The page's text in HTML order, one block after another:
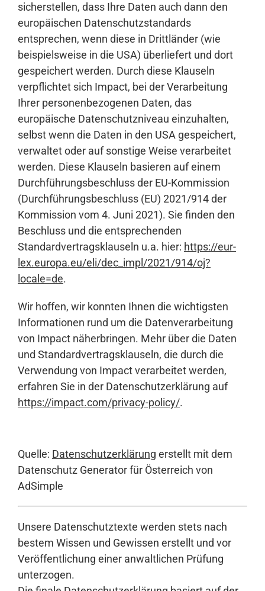
sicherstellen, dass Ihre Daten auch dann den
europäischen Datenschutzstandards
entsprechen, wenn diese in Drittländer (wie
beispielsweise in die USA) überliefert und dort
gespeichert werden. Durch diese Klauseln
verpflichtet sich Impact, bei der Verarbeitung
Ihrer personenbezogenen Daten, das
europäische Datenschutzniveau einzuhalten,
selbst wenn die Daten in den USA gespeichert,
verwaltet oder auf sonstige Weise verarbeitet
werden. Diese Klauseln basieren auf einem
Durchführungsbeschluss der EU-Kommission
(Durchführungsbeschluss (EU) 2021/914 der
Kommission vom 4. Juni 2021). Sie finden den
Beschluss und die entsprechenden
Standardvertragsklauseln u.a. hier: https://eur-
lex.europa.eu/eli/dec_impl/2021/914/oj?
locale=de.
Wir hoffen, wir konnten Ihnen die wichtigsten
Informationen rund um die Datenverarbeitung
von Impact näherbringen. Mehr über die Daten
und Standardvertragsklauseln, die durch die
Verwendung von Impact verarbeitet werden,
erfahren Sie in der Datenschutzerklärung auf
https://impact.com/privacy-policy/.
Quelle: Datenschutzerklärung erstellt mit dem
Datenschutz Generator für Österreich von
AdSimple
Unsere Datenschutztexte werden stets nach
bestem Wissen und Gewissen erstellt und vor
Veröffentlichung einer anwaltlichen Prüfung
unterzogen.